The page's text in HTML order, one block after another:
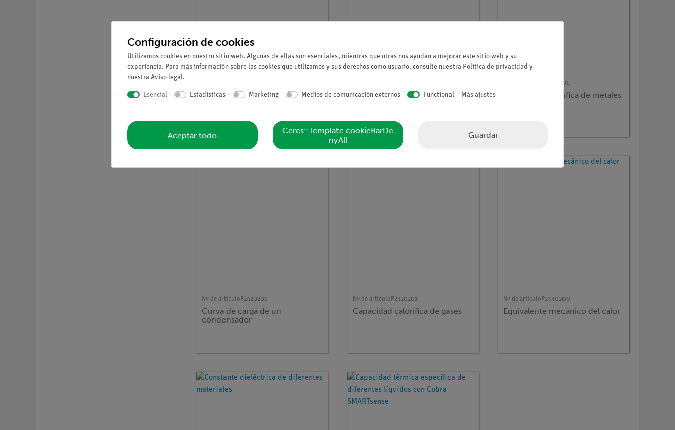
Difracción en una rendija y
Conductividad eléctrica de
P2330101
Capacidad calorífica de metales
Nº de artículo P2420201
Curva de carga de un
condensador
Nº de artículo P2320201
Capacidad calorífica de gases
Nº de artículo P2330200
Equivalente mecánico del calor
Configuración de cookies
Utilizamos cookies en nuestro sitio web. Algunas de ellas son esenciales, mientras que otras nos ayudan a mejorar este sitio web y su
experiencia. Para más información sobre las cookies que utilizamos y sus derechos como usuario, consulte nuestra Política de privacidad y
nuestra Aviso legal.
Esencial Estadísticas Marketing Medios de comunicación externos Functional Más ajustes
Aceptar todo
Ceres::Template.cookieBarDe
nyAll
Guardar